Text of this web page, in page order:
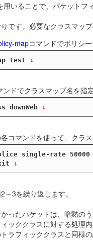
いることで、パケットフ
です。必要なクラスマッ
mapコマンドでポリシ
test ↓
ンドでクラスマップ名を指
downWeb ↓
コマンドを使って、クラ
single-rate 50000
↓
～3を繰り返します。
ったパケットは、暗黙の
ッククラスに対する処理
ラフィッククラスと同様